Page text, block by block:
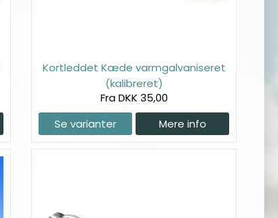
Kortleddet Kæde varmgalvaniseret
(kalibreret)
Fra DKK 35,00
Se varianter
Mere info